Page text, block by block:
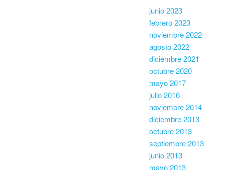
junio 2023
febrero 2023
noviembre 2022
agosto 2022
diciembre 2021
octubre 2020
mayo 2017
julio 2016
noviembre 2014
diciembre 2013
octubre 2013
septiembre 2013
junio 2013
mayo 2013